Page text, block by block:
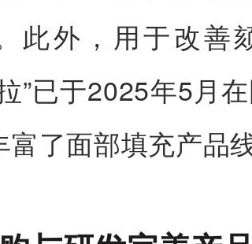
此外，用于改善
”已于2025年5月
了面部填充产品线